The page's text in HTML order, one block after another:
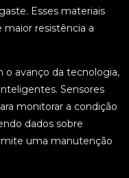
Esses materiais
resistência a
o avanço da tecnologia,
Sensores
monitorar a condição
dados sobre
uma manutenção